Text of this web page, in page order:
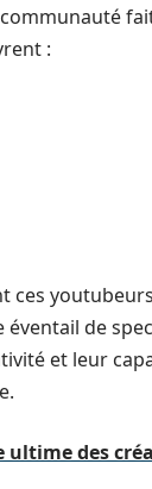
:
de
et leur
des